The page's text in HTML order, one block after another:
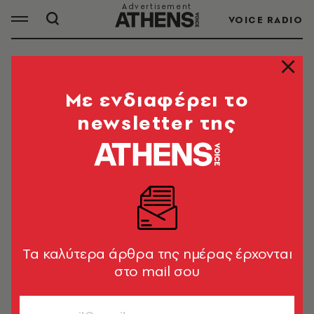
VOICE RADIO
ΦΩΦΗ ΓΕΝΝΗΜΑΤΑ
Η Φωτεινή Γεννηματά ήταν κόρη του Γιώργου
Γεννηματά. Ήταν πολιτικός, βουλευτής και
πρόεδρος του Κινήματος Αλλαγής. Απεβίωσε
25 Οκτωβρίου 2021.
ΟΛΑ ΤΑ ΑΡΘΡΑ ΤΟΥ TAG
ΦΩΦΗ ΓΕΝΝΗΜΑΤΑ
Mε ενδιαφέρει το
newsletter της
Tα καλύτερα άρθρα της ημέρας έρχονται
στο mail σου